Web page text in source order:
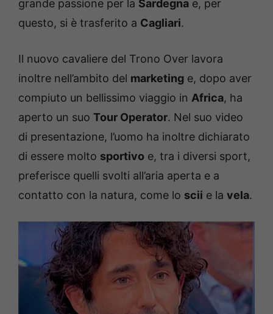
grande passione per la Sardegna e, per
questo, si è trasferito a Cagliari.
Il nuovo cavaliere del Trono Over lavora
inoltre nell’ambito del marketing e, dopo aver
compiuto un bellissimo viaggio in Africa, ha
aperto un suo Tour Operator. Nel suo video
di presentazione, l’uomo ha inoltre dichiarato
di essere molto sportivo e, tra i diversi sport,
preferisce quelli svolti all’aria aperta e a
contatto con la natura, come lo scii e la vela.